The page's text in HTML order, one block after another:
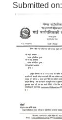
Submitted on: